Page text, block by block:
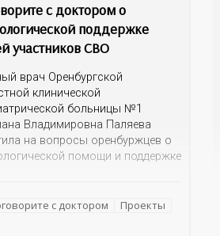
с доктором о
поддержке
участников СВО
врач Оренбургской
клинической
больницы №1
Владимировна Паляева
на вопросы оренбуржцев о
помощи и поддержке
кабинеты, куда могут
с доктором Проекты